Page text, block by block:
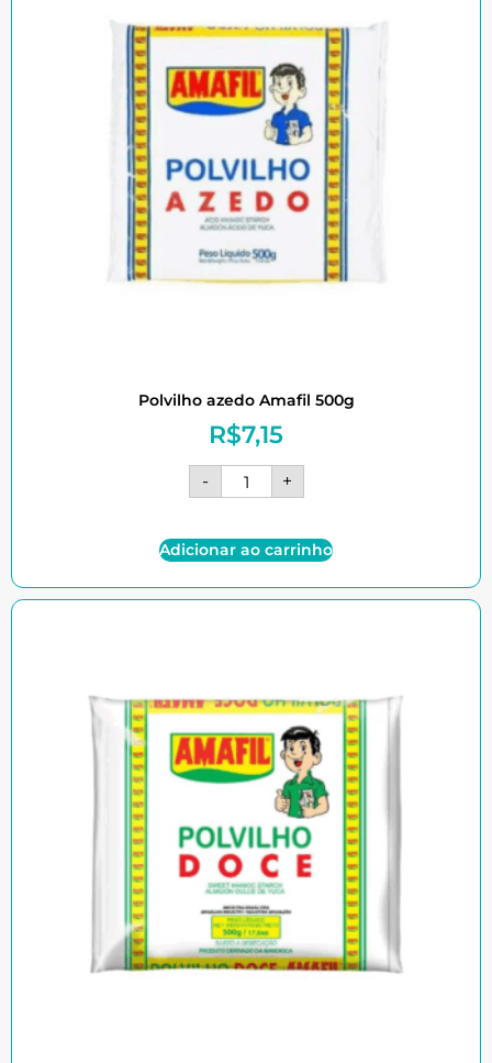
Polvilho azedo Amafil 500g
R$7,15
- +
Adicionar ao carrinho